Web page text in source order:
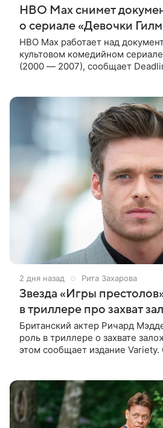
HBO Max снимет
о сериале «Девочки
HBO Max работает над
культовом комедийном
(2000 — 2007), сообщает
2 дня назад Рита Захарова
Звезда «Игры
в триллере про захват
Британский актер Ричард
роль в триллере о захвате
этом сообщает издание